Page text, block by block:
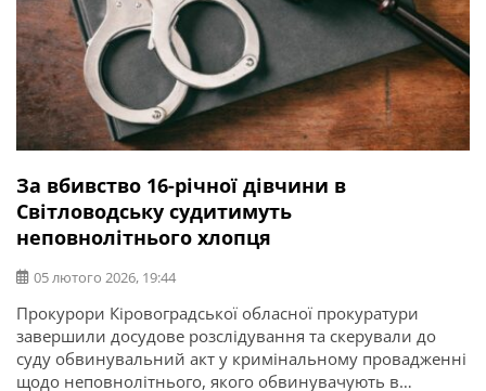
За вбивство 16-річної дівчини в
Світловодську судитимуть
неповнолітнього хлопця
05 лютого 2026, 19:44
Прокурори Кіровоградської обласної прокуратури
завершили досудове розслідування та скерували до
суду обвинувальний акт у кримінальному провадженні
щодо неповнолітнього, якого обвинувачують в